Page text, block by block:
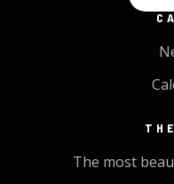
The most